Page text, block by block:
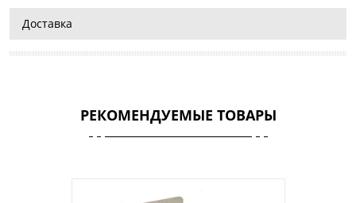
Доставка
РЕКОМЕНДУЕМЫЕ ТОВАРЫ